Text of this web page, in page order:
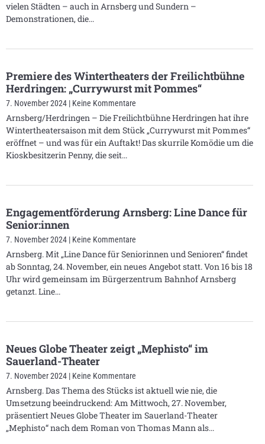
vielen Städten – auch in Arnsberg und Sundern –
Demonstrationen, die
Premiere des Wintertheaters der Freilichtbühne
Herdringen: „Currywurst mit Pommes“
7. November 2024 Keine Kommentare
Arnsberg/Herdringen – Die Freilichtbühne Herdringen hat ihre
Wintertheatersaison mit dem Stück „Currywurst mit Pommes“
eröffnet – und was für ein Auftakt! Das skurrile Komödie um die
Kioskbesitzerin Penny, die seit
Engagementförderung Arnsberg: Line Dance für
Senior:innen
7. November 2024 Keine Kommentare
Arnsberg. Mit „Line Dance für Seniorinnen und Senioren“ findet
ab Sonntag, 24. November, ein neues Angebot statt. Von 16 bis 18
Uhr wird gemeinsam im Bürgerzentrum Bahnhof Arnsberg
getanzt. Line
Neues Globe Theater zeigt „Mephisto“ im
Sauerland-Theater
7. November 2024 Keine Kommentare
Arnsberg. Das Thema des Stücks ist aktuell wie nie, die
Umsetzung beeindruckend: Am Mittwoch, 27. November,
präsentiert Neues Globe Theater im Sauerland-Theater
„Mephisto“ nach dem Roman von Thomas Mann als